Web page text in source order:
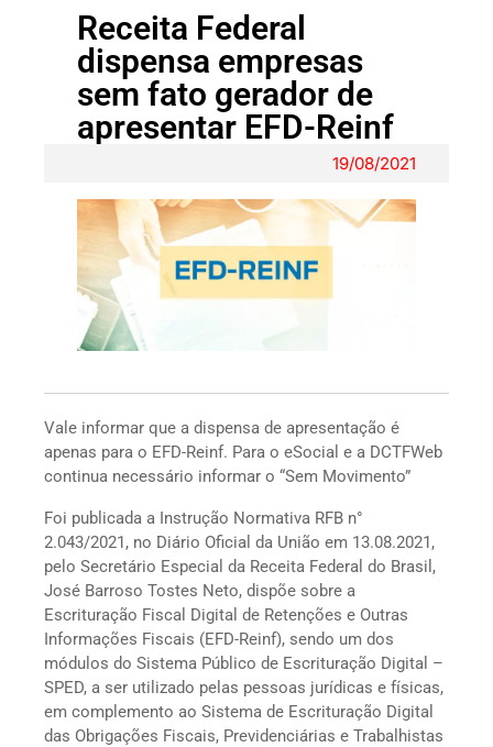
Receita Federal
dispensa empresas
sem fato gerador de
apresentar EFD-Reinf
19/08/2021
Vale informar que a dispensa de apresentação é
apenas para o EFD-Reinf. Para o eSocial e a DCTFWeb
continua necessário informar o “Sem Movimento”
Foi publicada a Instrução Normativa RFB n°
2.043/2021, no Diário Oficial da União em 13.08.2021,
pelo Secretário Especial da Receita Federal do Brasil,
José Barroso Tostes Neto, dispõe sobre a
Escrituração Fiscal Digital de Retenções e Outras
Informações Fiscais (EFD-Reinf), sendo um dos
módulos do Sistema Público de Escrituração Digital –
SPED, a ser utilizado pelas pessoas jurídicas e físicas,
em complemento ao Sistema de Escrituração Digital
das Obrigações Fiscais, Previdenciárias e Trabalhistas